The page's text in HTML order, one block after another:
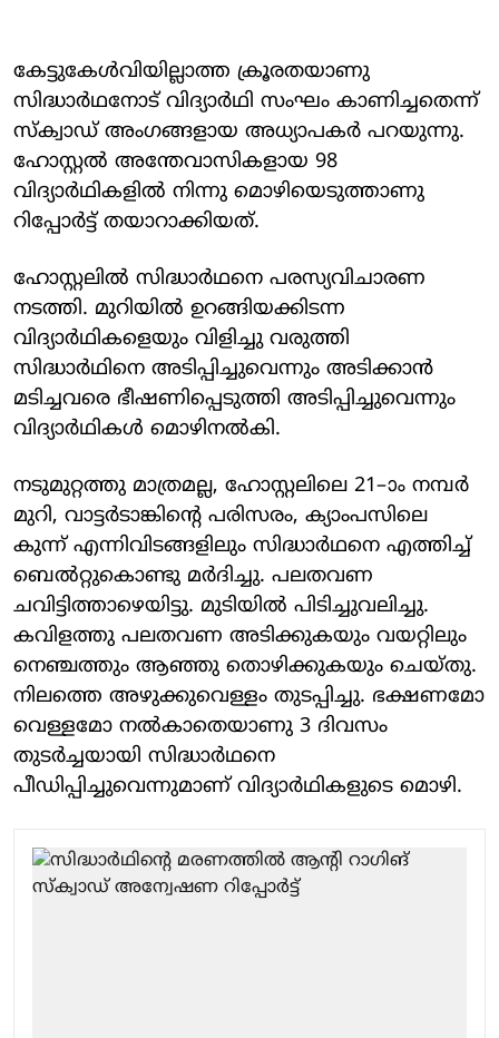
കേട്ടുകേൾവിയില്ലാത്ത ക്രൂരതയാണു
സിദ്ധാർഥനോട് വിദ്യാർഥി സംഘം കാണിച്ചതെന്ന്
സ്ക്വാ‍ഡ് അംഗങ്ങളായ അധ്യാപകർ പറയുന്നു.
ഹോസ്റ്റൽ അന്തേവാസികളായ 98
വിദ്യാർഥികളിൽ നിന്നു മൊഴിയെടുത്താണു
റിപ്പോർട്ട് തയാറാക്കിയത്.
ഹോസ്റ്റലില്‍ സിദ്ധാര്‍ഥനെ പരസ്യവിചാരണ
നടത്തി. മുറിയില്‍ ഉറങ്ങിയക്കിടന്ന
വിദ്യാര്‍ഥികളെയും വിളിച്ചു വരുത്തി
സിദ്ധാര്‍ഥിനെ അടിപ്പിച്ചുവെന്നും അടിക്കാന്‍
മടിച്ചവരെ ഭീഷണിപ്പെടുത്തി അടിപ്പിച്ചുവെന്നും
വിദ്യാര്‍ഥികള്‍ മൊഴിനല്‍കി.
നടുമുറ്റത്തു മാത്രമല്ല, ഹോസ്റ്റലിലെ 21–ാം നമ്പർ
മുറി, വാട്ടർടാങ്കിന്റെ പരിസരം, ക്യാംപസിലെ
കുന്ന് എന്നിവിടങ്ങളിലും സിദ്ധാർഥനെ എത്തിച്ച്
ബെൽറ്റുകൊണ്ടു മർദിച്ചു. പലതവണ
ചവിട്ടിത്താഴെയിട്ടു. മുടിയിൽ പിടിച്ചുവലിച്ചു.
കവിളത്തു പലതവണ അടിക്കുകയും വയറ്റിലും
നെഞ്ചത്തും ആഞ്ഞു തൊഴിക്കുകയും ചെയ്തു.
നിലത്തെ അഴുക്കുവെള്ളം തുടപ്പിച്ചു. ഭക്ഷണമോ
വെള്ളമോ നൽകാതെയാണു 3 ദിവസം
തുടർച്ചയായി സിദ്ധാർഥനെ
പീഡിപ്പിച്ചുവെന്നുമാണ് വിദ്യാര്‍ഥികളുടെ മൊഴി.